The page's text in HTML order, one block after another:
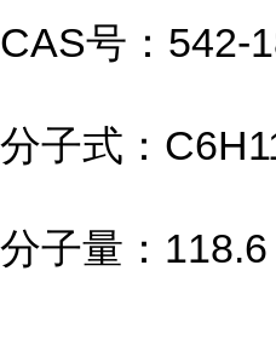
CAS号：542-
分子式：
分子量：118.6